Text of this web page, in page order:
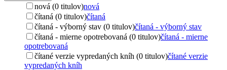
nová (0 titulov)nová
čítaná (0 titulov)čítaná
čítaná - výborný stav (0 titulov)čítaná - výborný stav
čítaná - mierne opotrebovaná (0 titulov)čítaná - mierne
opotrebovaná
čítané verzie vypredaných kníh (0 titulov)čítané verzie
vypredaných kníh